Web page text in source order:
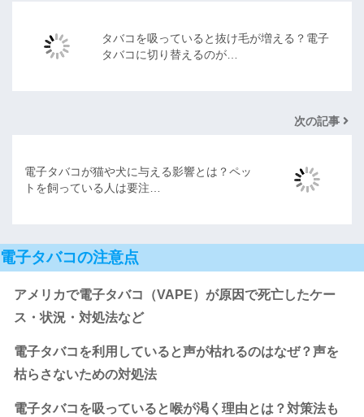
タバコを吸っていると抜け毛が増える？電子
タバコに切り替えるのが…
次の記事
電子タバコが猫や犬に与える影響とは？ペッ
トを飼っている人は要注…
電子タバコの注意点
アメリカで電子タバコ（VAPE）が原因で死亡したケー
ス・状況・対処法など
電子タバコを利用していると声が枯れるのはなぜ？声を
枯らさないための対処法
電子タバコを吸っていると喉が渇く理由とは？対策法も